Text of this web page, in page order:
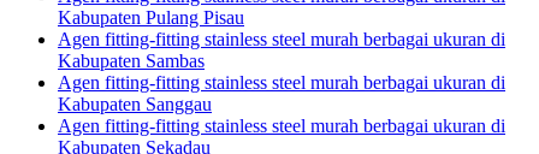
Kabupaten Pulang Pisau
Agen fitting-fitting stainless steel murah berbagai ukuran di
Kabupaten Sambas
Agen fitting-fitting stainless steel murah berbagai ukuran di
Kabupaten Sanggau
Agen fitting-fitting stainless steel murah berbagai ukuran di
Kabupaten Sekadau